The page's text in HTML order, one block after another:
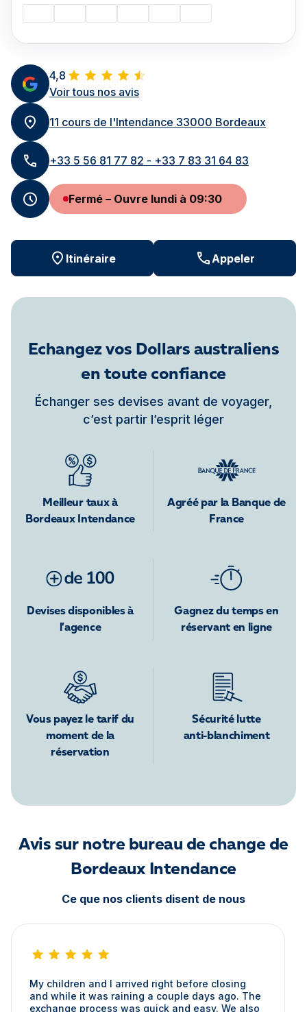
4,8
Voir tous nos avis
11 cours de l'Intendance 33000 Bordeaux
+33 5 56 81 77 82 - +33 7 83 31 64 83
Fermé – Ouvre lundi à 09:30
Itinéraire Appeler
Echangez vos Dollars australiens
en toute confiance
Échanger ses devises avant de voyager,
c’est partir l’esprit léger
Meilleur taux à
Bordeaux Intendance
Agréé par la Banque de
France
Devises disponibles à
l’agence
Gagnez du temps en
réservant en ligne
Vous payez le tarif du
moment de la
réservation
Sécurité lutte
anti-blanchiment
Avis sur notre bureau de change de
Bordeaux Intendance
Ce que nos clients disent de nous
My children and I arrived right before closing
and while it was raining a couple days ago. The
exchange process was quick and easy. We also